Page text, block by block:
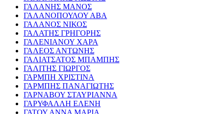
ΓΑΛΑΝΗΣ ΜΑΝΟΣ
ΓΑΛΑΝΟΠΟΥΛΟΥ ΑΒΑ
ΓΑΛΑΝΟΣ ΝΙΚΟΣ
ΓΑΛΑΤΗΣ ΓΡΗΓΟΡΗΣ
ΓΑΛΕΝΙΑΝΟΥ ΧΑΡΑ
ΓΑΛΕΟΣ ΑΝΤΩΝΗΣ
ΓΑΛΙΑΤΣΑΤΟΣ ΜΠΑΜΠΗΣ
ΓΑΛΙΤΗΣ ΓΙΩΡΓΟΣ
ΓΑΡΜΠΗ ΧΡΙΣΤΙΝΑ
ΓΑΡΜΠΗΣ ΠΑΝΑΓΙΩΤΗΣ
ΓΑΡΝΑΒΟΥ ΣΤΑΥΡΙΑΝΝΑ
ΓΑΡΥΦΑΛΛΗ ΕΛΕΝΗ